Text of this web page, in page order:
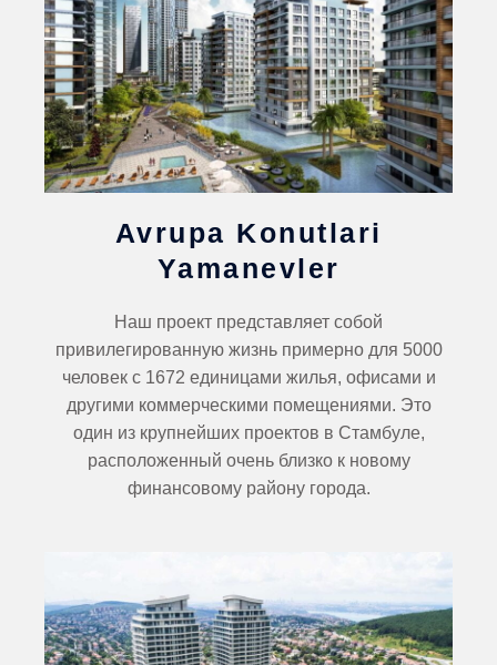
Avrupa Konutlari
Yamanevler
Наш проект представляет собой
привилегированную жизнь примерно для 5000
человек с 1672 единицами жилья, офисами и
другими коммерческими помещениями. Это
один из крупнейших проектов в Стамбуле,
расположенный очень близко к новому
финансовому району города.